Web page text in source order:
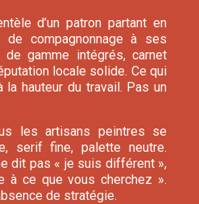
d’un patron partant en
compagnonnage à ses
de gamme intégrés, carnet
locale solide. Ce qui
la hauteur du travail. Pas un
les artisans peintres se
serif fine, palette neutre.
dit pas « je suis différent »,
à ce que vous cherchez ».
de stratégie.